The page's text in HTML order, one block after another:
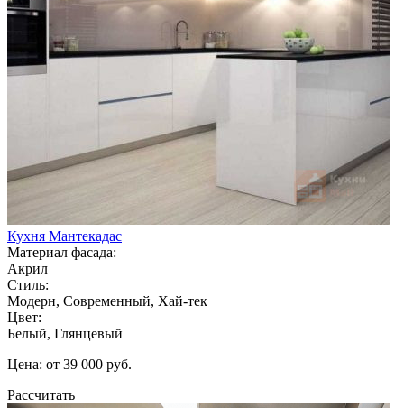
Кухня Мантекадас
Материал фасада:
Акрил
Стиль:
Модерн, Современный, Хай-тек
Цвет:
Белый, Глянцевый
Цена: от 39 000 руб.
Рассчитать